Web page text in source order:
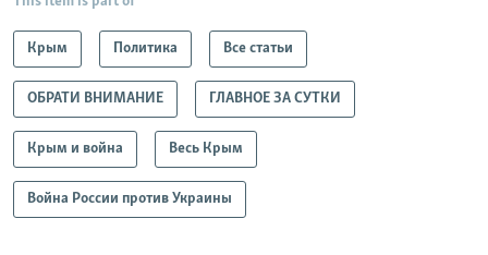
Крым Политика Все статьи
ОБРАТИ ВНИМАНИЕ ГЛАВНОЕ ЗА СУТКИ
Крым и война Весь Крым
Война России против Украины